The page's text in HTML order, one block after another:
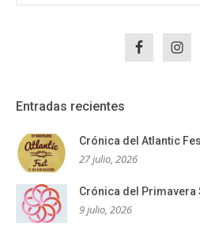
Entradas recientes
Crónica del Atlantic
27 julio, 2026
Crónica del Primavera
9 julio, 2026